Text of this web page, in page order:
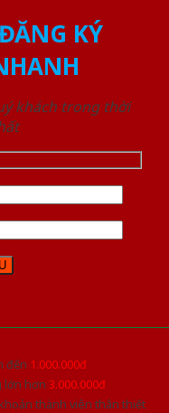
KÝ
khách trong thời
đến 1.000.000đ
lớn hơn 3.000.000đ
thành viên thân thiết